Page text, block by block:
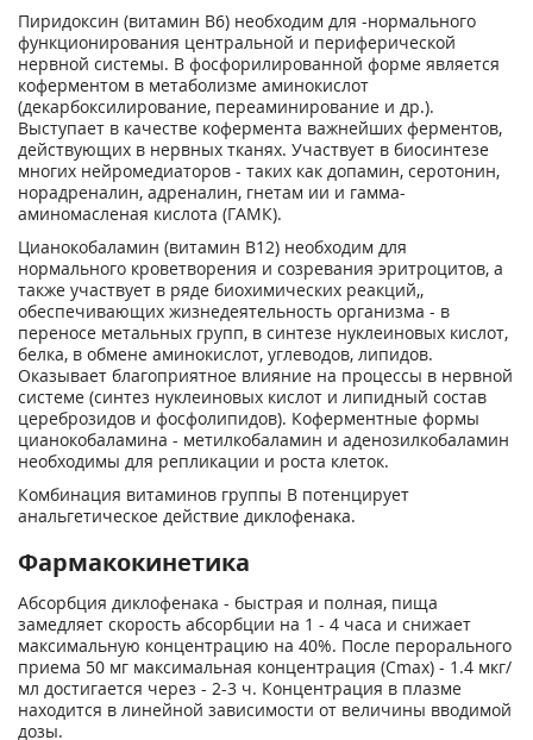
Пиридоксин (витамин В6) необходим для -нормального
функционирования центральной и периферической
нервной системы. В фосфорилированной форме является
коферментом в метаболизме аминокислот
(декарбоксилирование, переаминирование и др.).
Выступает в качестве кофермента важнейших ферментов,
действующих в нервных тканях. Участвует в биосинтезе
многих нейромедиаторов - таких как допамин, серотонин,
норадреналин, адреналин, гнетам ии и гамма-
аминомасленая кислота (ГАМК).
Цианокобаламин (витамин B12) необходим для
нормального кроветворения и созревания эритроцитов, а
также участвует в ряде биохимических реакций,,
обеспечивающих жизнедеятельность организма - в
переносе метальных групп, в синтезе нуклеиновых кислот,
белка, в обмене аминокислот, углеводов, липидов.
Оказывает благоприятное влияние на процессы в нервной
системе (синтез нуклеиновых кислот и липидный состав
цереброзидов и фосфолипидов). Коферментные формы
цианокобаламина - метилкобаламин и аденозилкобаламин
необходимы для репликации и роста клеток.
Комбинация витаминов группы В потенцирует
анальгетическое действие диклофенака.
Фармакокинетика
Абсорбция диклофенака - быстрая и полная, пища
замедляет скорость абсорбции на 1 - 4 часа и снижает
максимальную концентрацию на 40%. После перорального
приема 50 мг максимальная концентрация (Сmах) - 1.4 мкг/
мл достигается через - 2-3 ч. Концентрация в плазме
находится в линейной зависимости от величины вводимой
дозы.